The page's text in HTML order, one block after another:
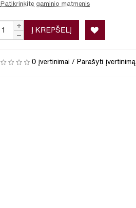
Patikrinkite gaminio matmenis
Į KREPŠELĮ
0 įvertinimai / Parašyti įvertinimą